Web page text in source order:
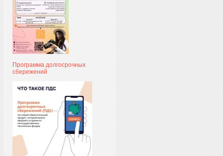
Программа долгосрочных
сбережений